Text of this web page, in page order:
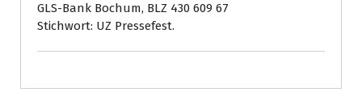
GLS-Bank Bochum, BLZ 430 609 67
Stichwort: UZ Pressefest.